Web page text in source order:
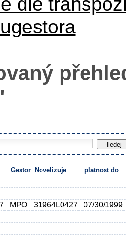
Gestor Novelizuje platnost do
MPO 31964L0427
07/30/1999